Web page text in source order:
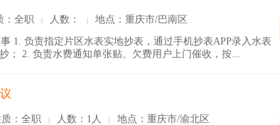
：全职 | 人数： | 地点：重庆市/巴南区
1. 负责指定片区水表实地抄表，通过手机抄表APP录入水表
； 2. 负责水费通知单张贴、欠费用户上门催收，按...
：全职 | 人数：1人 | 地点：重庆市/渝北区